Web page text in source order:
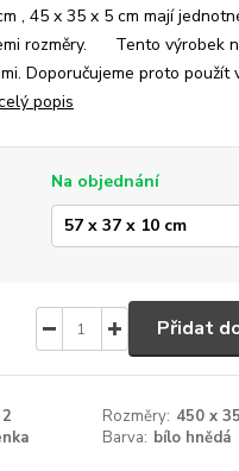
, 45 x 35 x 5 cm mají
rozměry. Tento výrobek
Doporučujeme proto použít
popis
Na objednání
Přidat
Rozměry: 450 x
Barva: bílo hnědá